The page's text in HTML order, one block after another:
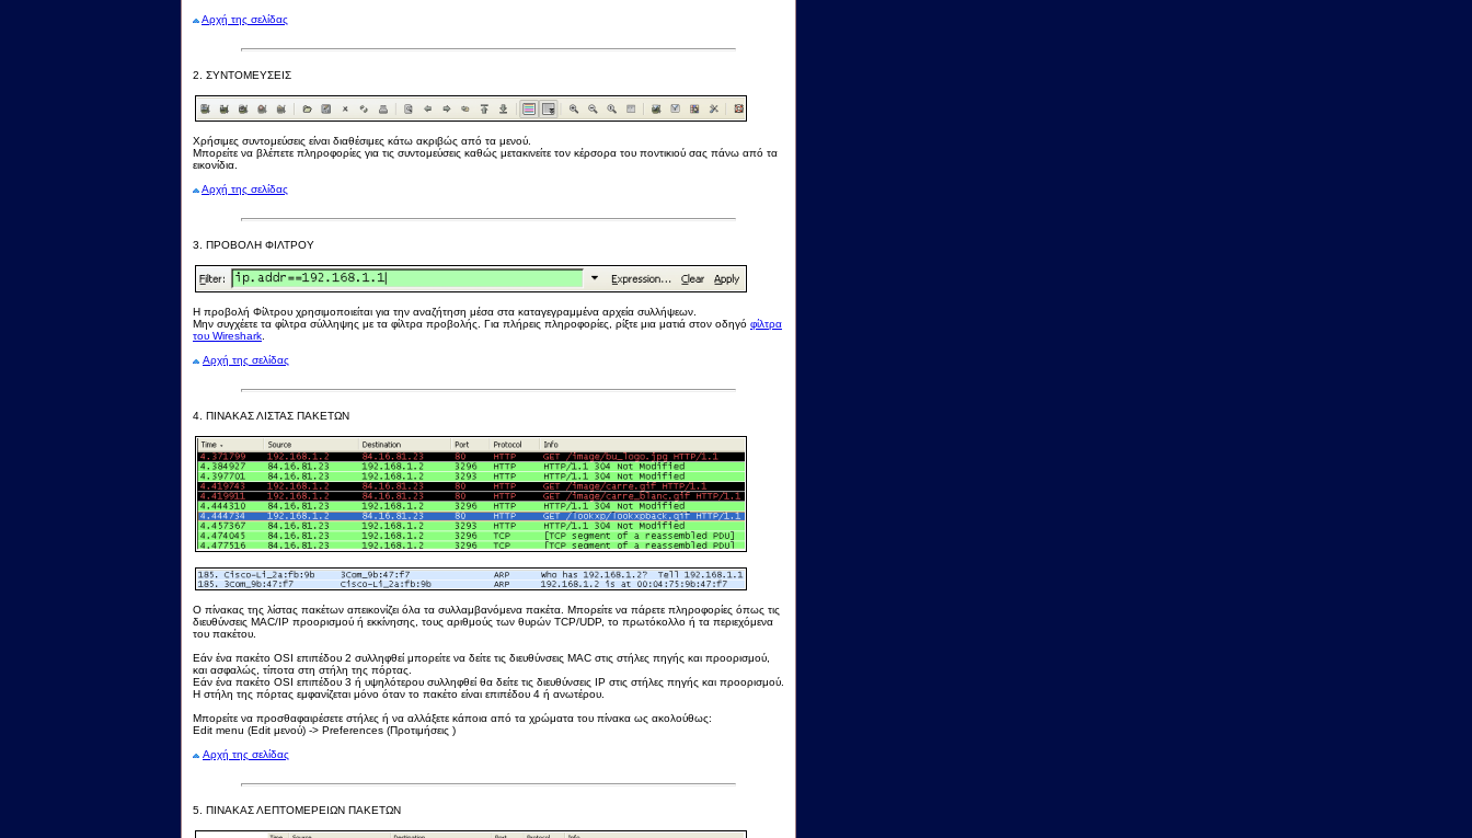
Αρχή της σελίδας
2. ΣΥΝΤΟΜΕΥΣΕΙΣ
Χρήσιμες συντομεύσεις είναι διαθέσιμες κάτω ακριβώς από τα μενού.
Μπορείτε να βλέπετε πληροφορίες για τις συντομεύσεις καθώς μετακινείτε τον κέρσορα του ποντικιού σας πάνω από τα
εικονίδια.
Αρχή της σελίδας
3. ΠΡΟΒΟΛΗ ΦΙΛΤΡΟΥ
Η προβολή Φίλτρου χρησιμοποιείται για την αναζήτηση μέσα στα καταγεγραμμένα αρχεία συλλήψεων.
Μην συγχέετε τα φίλτρα σύλληψης με τα φίλτρα προβολής. Για πλήρεις πληροφορίες, ρίξτε μια ματιά στον οδηγό φίλτρα
του Wireshark
Αρχή της σελίδας
4. ΠΙΝΑΚΑΣ ΛΙΣΤΑΣ ΠΑΚΕΤΩΝ
Ο πίνακας της λίστας πακέτων απεικονίζει όλα τα συλλαμβανόμενα πακέτα. Μπορείτε να πάρετε πληροφορίες όπως τις
διευθύνσεις MAC/IP προορισμού ή εκκίνησης, τους αριθμούς των θυρών TCP/UDP, το πρωτόκολλο ή τα περιεχόμενα
του πακέτου.
Εάν ένα πακέτο OSI επιπέδου 2 συλληφθεί μπορείτε να δείτε τις διευθύνσεις MAC στις στήλες πηγής και προορισμού,
και ασφαλώς, τίποτα στη στήλη της πόρτας.
Εάν ένα πακέτο OSI επιπέδου 3 ή υψηλότερου συλληφθεί θα δείτε τις διευθύνσεις IP στις στήλες πηγής και προορισμού.
Η στήλη της πόρτας εμφανίζεται μόνο όταν το πακέτο είναι επιπέδου 4 ή ανωτέρου.
Μπορείτε να προσθαφαιρέσετε στήλες ή να αλλάξετε κάποια από τα χρώματα του πίνακα ως ακολούθως:
Edit menu (Edit μενού) -> Preferences (Προτιμήσεις )
Αρχή της σελίδας
5. ΠΙΝΑΚΑΣ ΛΕΠΤΟΜΕΡΕΙΩΝ ΠΑΚΕΤΩΝ